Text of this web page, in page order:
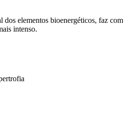
dos elementos bioenergéticos, faz com
intenso.